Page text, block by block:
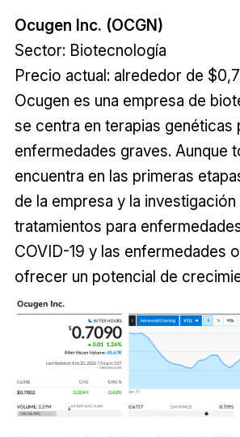
Ocugen Inc. (OCGN)
Sector: Biotecnología
Precio actual: alrededor de
Ocugen es una empresa de
se centra en terapias genéticas
enfermedades graves. Aunque
encuentra en las primeras
de la empresa y la
tratamientos para
COVID-19 y las enfermedades
ofrecer un potencial de